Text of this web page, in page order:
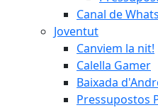
Canal de
Joventut
Canviem la nit!
Calella Gamer
Baixada
Pressupostos